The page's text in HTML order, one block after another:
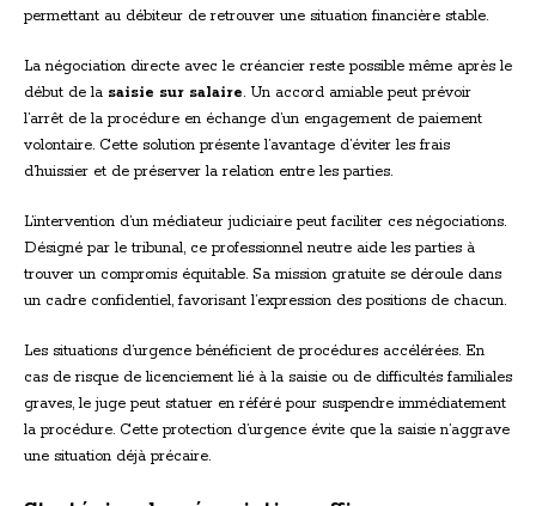
permettant au débiteur de retrouver une situation financière stable.
La négociation directe avec le créancier reste possible même après le
début de la saisie sur salaire. Un accord amiable peut prévoir
l’arrêt de la procédure en échange d’un engagement de paiement
volontaire. Cette solution présente l’avantage d’éviter les frais
d’huissier et de préserver la relation entre les parties.
L’intervention d’un médiateur judiciaire peut faciliter ces négociations.
Désigné par le tribunal, ce professionnel neutre aide les parties à
trouver un compromis équitable. Sa mission gratuite se déroule dans
un cadre confidentiel, favorisant l’expression des positions de chacun.
Les situations d’urgence bénéficient de procédures accélérées. En
cas de risque de licenciement lié à la saisie ou de difficultés familiales
graves, le juge peut statuer en référé pour suspendre immédiatement
la procédure. Cette protection d’urgence évite que la saisie n’aggrave
une situation déjà précaire.